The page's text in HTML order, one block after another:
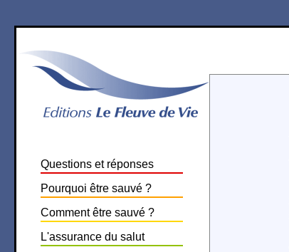
Questions et réponses
Pourquoi être sauvé ?
Comment être sauvé ?
L'assurance du salut